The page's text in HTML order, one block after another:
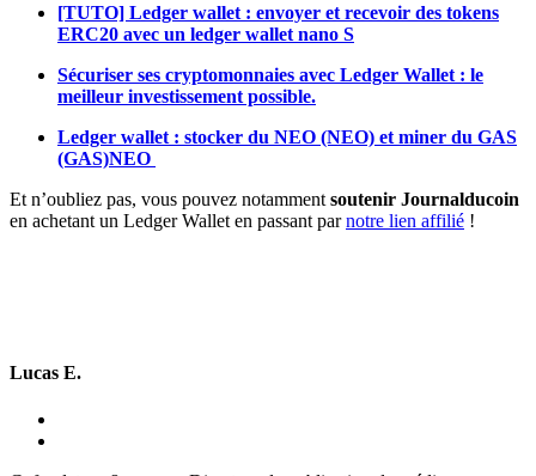
[TUTO] Ledger wallet : envoyer et recevoir des tokens
ERC20 avec un ledger wallet nano S
Sécuriser ses cryptomonnaies avec Ledger Wallet : le
meilleur investissement possible.
Ledger wallet : stocker du NEO (NEO) et miner du GAS
(GAS)NEO
Et n’oubliez pas, vous pouvez notamment soutenir Journalducoin
en achetant un Ledger Wallet en passant parnotre lien affilié !
Lucas E.